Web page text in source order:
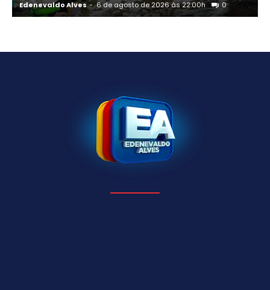
Edenevaldo Alves - 6 de agosto de 2026 às 22:00h 0